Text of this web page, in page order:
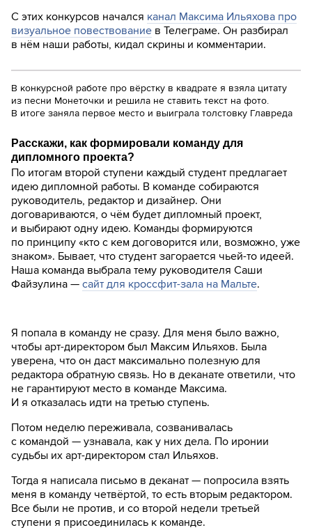
С этих конкурсов начался канал Максима Ильяхова про
визуальное повествование в Телеграме. Он разбирал
в нём наши работы, кидал скрины и комментарии.
В конкурсной работе про вёрстку в квадрате я взяла цитату
из песни Монеточки и решила не ставить текст на фото.
В итоге заняла первое место и выиграла толстовку Главреда
Расскажи, как формировали команду для
дипломного проекта?
По итогам второй ступени каждый студент предлагает
идею дипломной работы. В команде собираются
руководитель, редактор и дизайнер. Они
договариваются, о чём будет дипломный проект,
и выбирают одну идею. Команды формируются
по принципу «кто с кем договорится или, возможно, уже
знаком». Бывает, что студент загорается чьей-то идеей.
Наша команда выбрала тему руководителя Саши
Файзулина — сайт для кроссфит-зала на Мальте.
Я попала в команду не сразу. Для меня было важно,
чтобы арт-директором был Максим Ильяхов. Была
уверена, что он даст максимально полезную для
редактора обратную связь. Но в деканате ответили, что
не гарантируют место в команде Максима.
И я отказалась идти на третью ступень.
Потом неделю переживала, созванивалась
с командой — узнавала, как у них дела. По иронии
судьбы их арт-директором стал Ильяхов.
Тогда я написала письмо в деканат — попросила взять
меня в команду четвёртой, то есть вторым редактором.
Все были не против, и со второй недели третьей
ступени я присоединилась к команде.